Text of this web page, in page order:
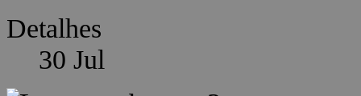
Detalhes
30 Jul